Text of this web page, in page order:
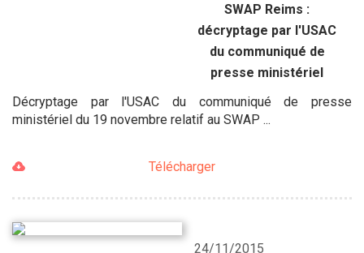
SWAP Reims :
décryptage par l'USAC
du communiqué de
presse ministériel
Décryptage par l'USAC du communiqué de presse
ministériel du 19 novembre relatif au SWAP ...
Télécharger
24/11/2015